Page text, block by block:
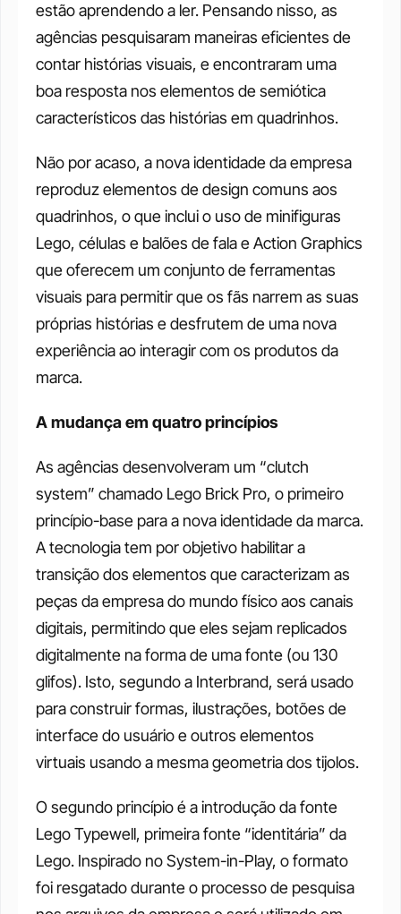
estão aprendendo a ler. Pensando nisso, as
agências pesquisaram maneiras eficientes de
contar histórias visuais, e encontraram uma
boa resposta nos elementos de semiótica
característicos das histórias em quadrinhos.
Não por acaso, a nova identidade da empresa
reproduz elementos de design comuns aos
quadrinhos, o que inclui o uso de minifiguras
Lego, células e balões de fala e Action Graphics
que oferecem um conjunto de ferramentas
visuais para permitir que os fãs narrem as suas
próprias histórias e desfrutem de uma nova
experiência ao interagir com os produtos da
marca.
A mudança em quatro princípios
As agências desenvolveram um “clutch
system” chamado Lego Brick Pro, o primeiro
princípio-base para a nova identidade da marca.
A tecnologia tem por objetivo habilitar a
transição dos elementos que caracterizam as
peças da empresa do mundo físico aos canais
digitais, permitindo que eles sejam replicados
digitalmente na forma de uma fonte (ou 130
glifos). Isto, segundo a Interbrand, será usado
para construir formas, ilustrações, botões de
interface do usuário e outros elementos
virtuais usando a mesma geometria dos tijolos.
O segundo princípio é a introdução da fonte
Lego Typewell, primeira fonte “identitária” da
Lego. Inspirado no System-in-Play, o formato
foi resgatado durante o processo de pesquisa